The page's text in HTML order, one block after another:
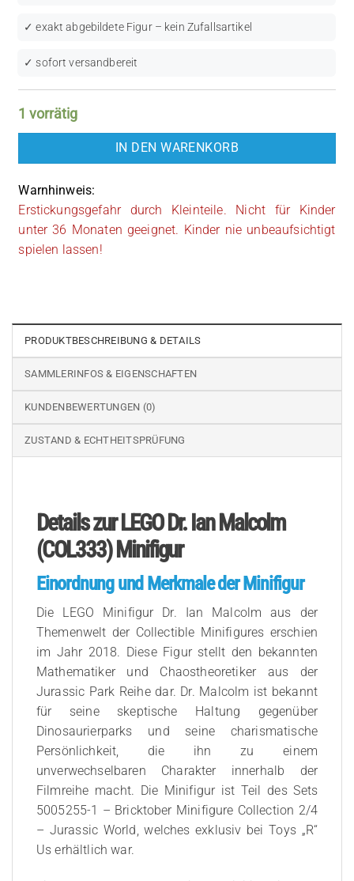
✓ exakt abgebildete Figur – kein Zufallsartikel
✓ sofort versandbereit
1 vorrätig
IN DEN WARENKORB
Warnhinweis:
Erstickungsgefahr durch Kleinteile. Nicht für Kinder
unter 36 Monaten geeignet. Kinder nie unbeaufsichtigt
spielen lassen!
PRODUKTBESCHREIBUNG & DETAILS
SAMMLERINFOS & EIGENSCHAFTEN
KUNDENBEWERTUNGEN (0)
ZUSTAND & ECHTHEITSPRÜFUNG
Details zur LEGO Dr. Ian Malcolm
(COL333) Minifigur
Einordnung und Merkmale der Minifigur
Die LEGO Minifigur Dr. Ian Malcolm aus der
Themenwelt der Collectible Minifigures erschien
im Jahr 2018. Diese Figur stellt den bekannten
Mathematiker und Chaostheoretiker aus der
Jurassic Park Reihe dar. Dr. Malcolm ist bekannt
für seine skeptische Haltung gegenüber
Dinosaurierparks und seine charismatische
Persönlichkeit, die ihn zu einem
unverwechselbaren Charakter innerhalb der
Filmreihe macht. Die Minifigur ist Teil des Sets
5005255-1 – Bricktober Minifigure Collection 2/4
– Jurassic World, welches exklusiv bei Toys „R“
Us erhältlich war.